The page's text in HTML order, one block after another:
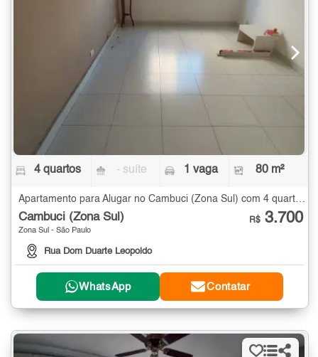
4 quartos - suíte 1 vaga 80 m²
Apartamento para Alugar no Cambuci (Zona Sul) com 4 quartos - 80 m²
Cambuci (Zona Sul)
Zona Sul - São Paulo
Rua Dom Duarte Leopoldo
R$ 3.700
WhatsApp Contatar